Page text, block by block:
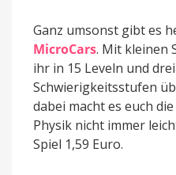
Ganz umsonst gibt es
MicroCars. Mit kleinen
ihr in 15 Leveln und
Schwierigkeitsstufen
dabei macht es euch
Physik nicht immer
Spiel 1,59 Euro.